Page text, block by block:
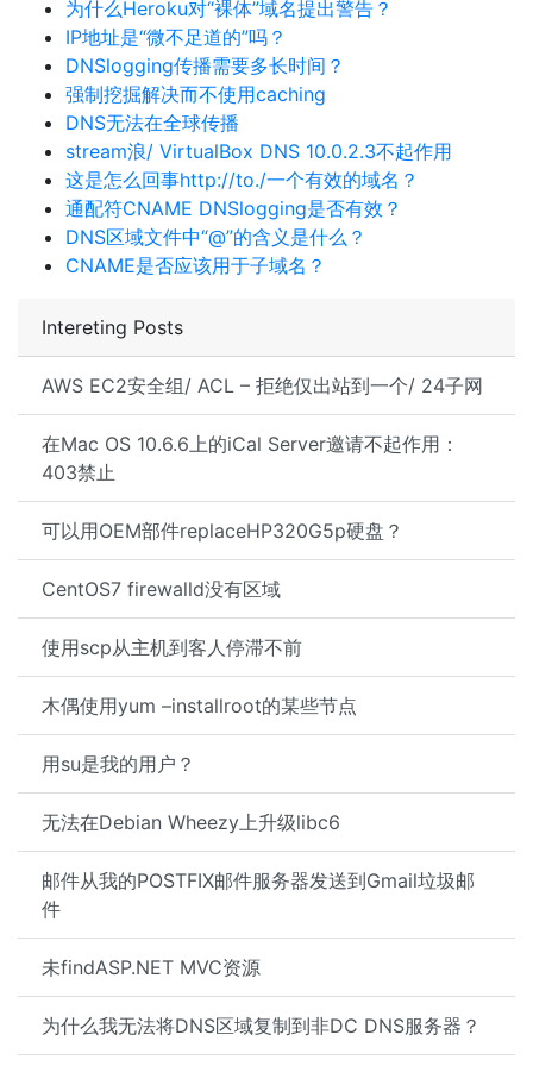
Intereting Posts
AWS EC2安全组/ ACL – 拒绝仅出站到一个/ 24子网
在Mac OS 10.6.6上的iCal Server邀请不起作用：
403禁止
可以用OEM部件replaceHP320G5p硬盘？
CentOS7 firewalld没有区域
使用scp从主机到客人停滞不前
木偶使用yum –installroot的某些节点
用su是我的用户？
无法在Debian Wheezy上升级libc6
邮件从我的POSTFIX邮件服务器发送到Gmail垃圾邮
件
未findASP.NET MVC资源
为什么我无法将DNS区域复制到非DC DNS服务器？
为什么Heroku对“裸体”域名提出警告？
IP地址是“微不足道的”吗？
DNSlogging传播需要多长时间？
强制挖掘解决而不使用caching
DNS无法在全球传播
stream浪/ VirtualBox DNS 10.0.2.3不起作用
这是怎么回事http://to./一个有效的域名？
通配符CNAME DNSlogging是否有效？
DNS区域文件中“@”的含义是什么？
CNAME是否应该用于子域名？